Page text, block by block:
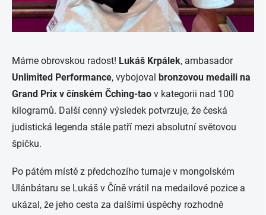
Máme obrovskou radost! Lukáš Krpálek, ambasador
Unlimited Performance, vybojoval bronzovou medaili na
Grand Prix v čínském Čching-tao v kategorii nad 100
kilogramů. Další cenný výsledek potvrzuje, že česká
judistická legenda stále patří mezi absolutní světovou
špičku.
Po pátém místě z předchozího turnaje v mongolském
Ulánbátaru se Lukáš v Číně vrátil na medailové pozice a
ukázal, že jeho cesta za dalšími úspěchy rozhodně